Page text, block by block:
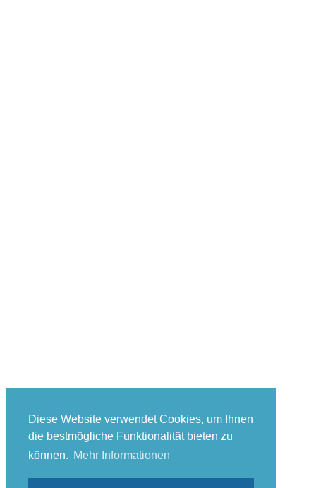
Diese Website verwendet Cookies, um Ihnen
die bestmögliche Funktionalität bieten zu
können. Mehr Informationen